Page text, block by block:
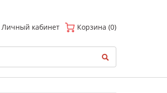
Личный кабинет Корзина (0)